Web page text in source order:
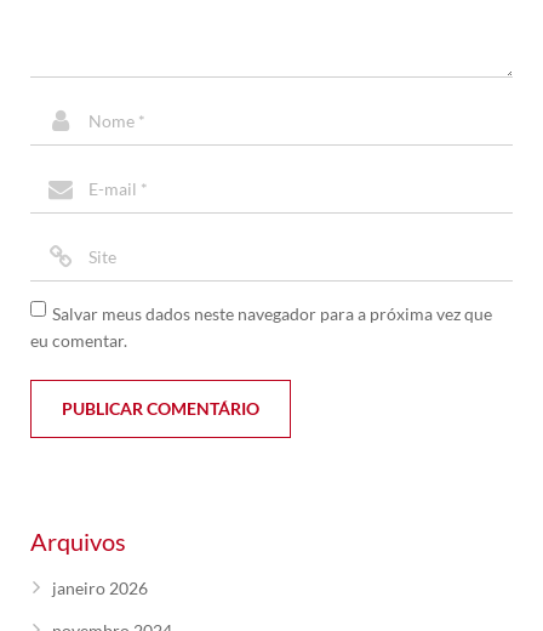
Salvar meus dados neste navegador para a próxima vez que
eu comentar.
Arquivos
janeiro 2026